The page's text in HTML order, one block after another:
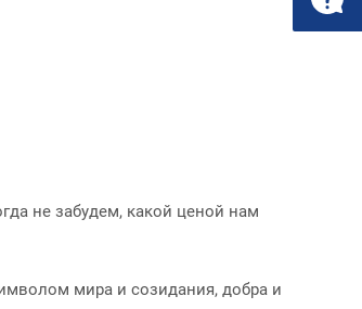
не забудем, какой ценой нам
мира и созидания, добра и